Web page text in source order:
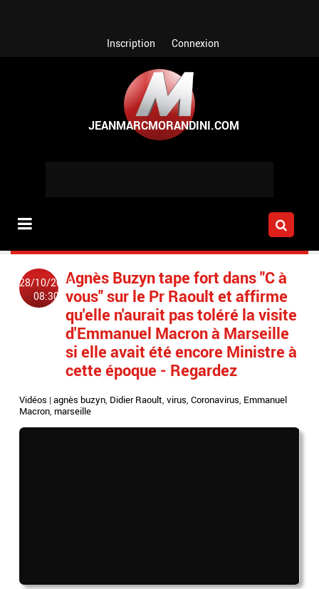
Inscription Connexion
28/10/2022
08:30
Agnès Buzyn tape fort dans "C à
vous" sur le Pr Raoult et affirme
qu'elle n'aurait pas toléré la visite
d'Emmanuel Macron à Marseille
si elle avait été encore Ministre à
cette époque - Regardez
Vidéos |agnès buzyn, Didier Raoult,virus,Coronavirus, Emmanuel
Macron,marseille